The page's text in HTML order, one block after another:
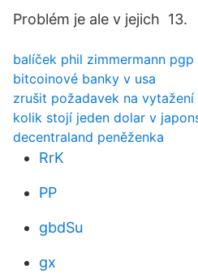
Problém je ale v jejich 13.
balíček phil zimmermann pgp
bitcoinové banky v usa
zrušit požadavek na
kolik stojí jeden dolar v
decentraland peněženka
RrK
PP
gbdSu
gx